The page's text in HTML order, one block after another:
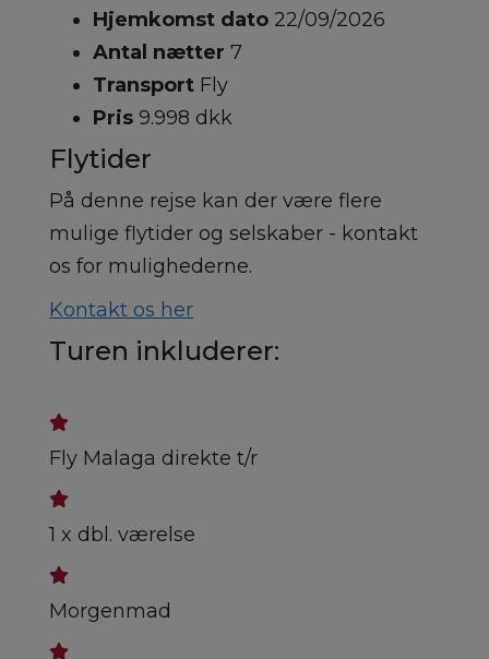
Hjemkomst dato 22/09/2026
Antal nætter 7
Transport Fly
Pris 9.998 dkk
Flytider
På denne rejse kan der være flere
mulige flytider og selskaber - kontakt
os for mulighederne.
Kontakt os her
Turen inkluderer:
Fly Malaga direkte t/r
1 x dbl. værelse
Morgenmad